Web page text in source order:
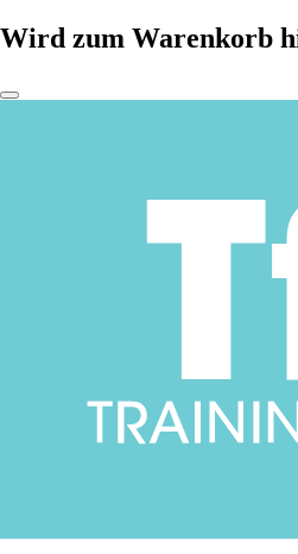
Wird zum Warenkorb